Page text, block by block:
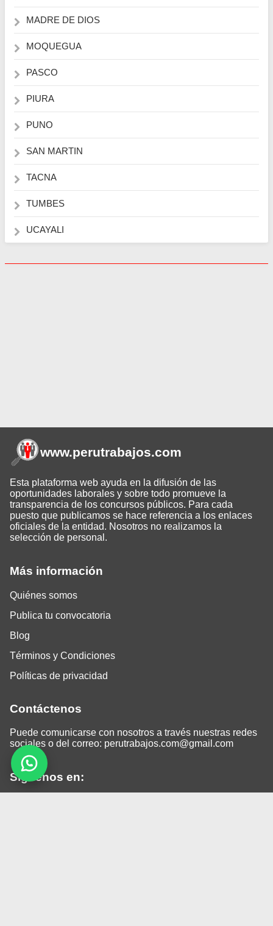
MADRE DE DIOS
MOQUEGUA
PASCO
PIURA
PUNO
SAN MARTIN
TACNA
TUMBES
UCAYALI
Más información
Quiénes somos
Publica tu convocatoria
Blog
Términos y Condiciones
Políticas de privacidad
Contáctenos
Puede comunicarse con nosotros a través nuestras redes
sociales o del correo: perutrabajos.com@gmail.com
Siguenos en:
www.perutrabajos.com
Esta plataforma web ayuda en la difusión de las
oportunidades laborales y sobre todo promueve la
transparencia de los concursos públicos. Para cada
puesto que publicamos se hace referencia a los enlaces
oficiales de la entidad. Nosotros no realizamos la
selección de personal.